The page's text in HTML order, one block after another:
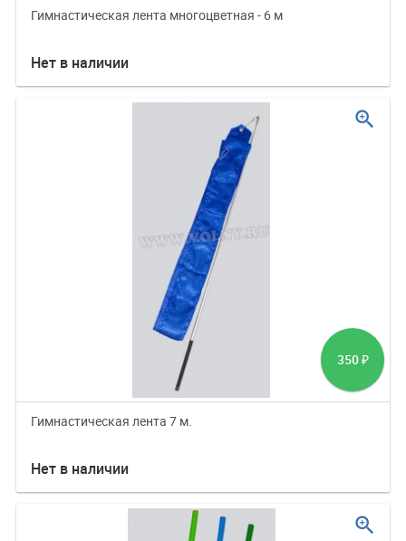
Гимнастическая лента многоцветная - 6 м
Нет в наличии
350 ₽
Гимнастическая лента 7 м.
Нет в наличии
zoom_in
zoom_in